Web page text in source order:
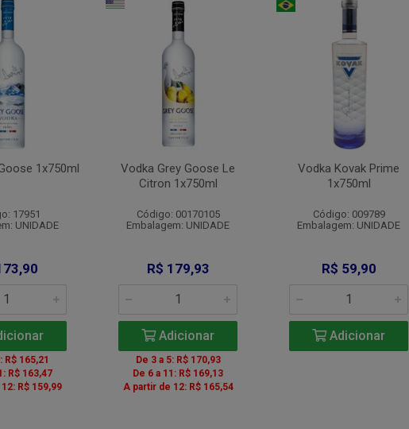
1x750ml
17951
UNIDADE
R$ 165,21
R$ 163,47
R$ 159,99
Vodka Grey Goose Le
Citron 1x750ml
Código: 00170105
Embalagem: UNIDADE
R$ 179,93
Adicionar
De 3 a 5: R$ 170,93
De 6 a 11: R$ 169,13
A partir de 12: R$ 165,54
Vodka Kovak Prime
1x750ml
Código: 009789
Embalagem: UNIDADE
R$ 59,90
Adicionar